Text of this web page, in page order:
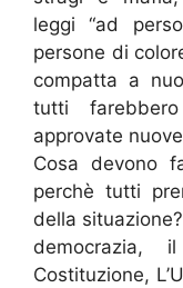
leggi “ad
persone di
compatta a
tutti
approvate
Cosa devono
perchè tutti
della
democrazia,
Costituzione,